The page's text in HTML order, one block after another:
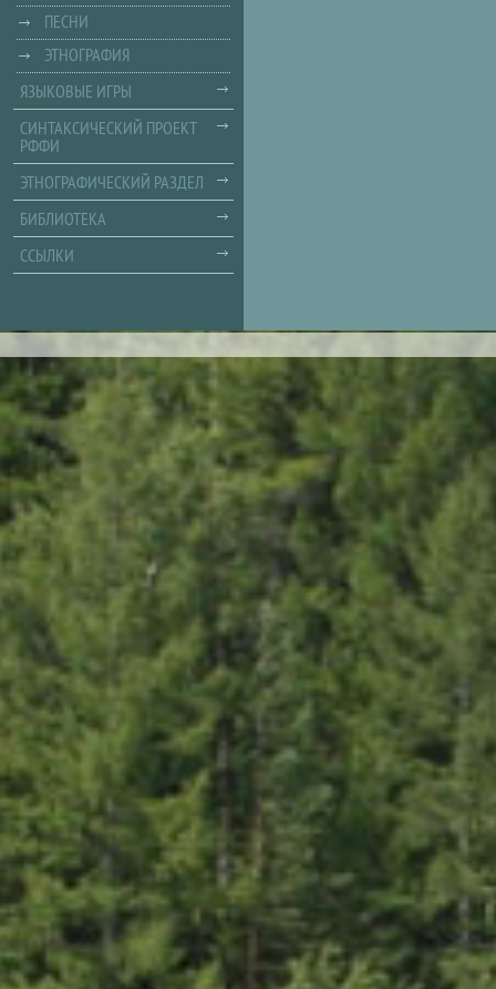
ПЕСНИ
ЭТНОГРАФИЯ
ЯЗЫКОВЫЕ ИГРЫ
СИНТАКСИЧЕСКИЙ ПРОЕКТ
РФФИ
ЭТНОГРАФИЧЕСКИЙ РАЗДЕЛ
БИБЛИОТЕКА
ССЫЛКИ